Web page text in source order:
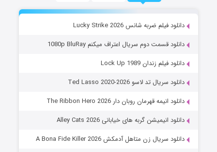
دانلود فیلم ضربه شانس Lucky Strike 2026
دانلود قسمت دوم سریال اعتراف میکنم 1080p BluRay
دانلود فیلم زندان Lock Up 1989
دانلود سریال تد لاسو Ted Lasso 2020-2026
دانلود انیمه قهرمان روبان دار The Ribbon Hero 2026
دانلود انیمیشن گربه های خیابانی Alley Cats 2026
دانلود سریال زن متاهل آدمکش A Bona Fide Killer 2026